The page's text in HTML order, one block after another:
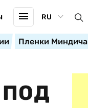
RU
Пленки Миндича